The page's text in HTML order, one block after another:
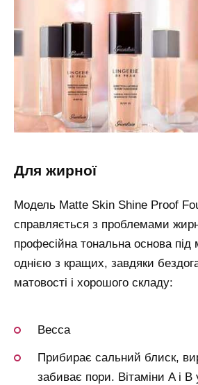
для жирної
Модель Matte Skin Shine Proof
справляється з проблемами
професійна тональна основа під
однією з кращих, завдяки
матовості і хорошого складу:
Becca
Прибирає сальний блиск,
забиває пори. Вітаміни A і